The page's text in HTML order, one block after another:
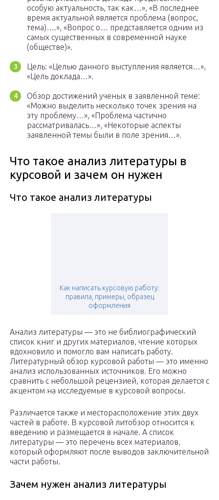
особую актуальность, так как…», «В последнее
время актуальной является проблема (вопрос,
тема)….», «Вопрос о… представляется одним из
самых существенных в современной науке
(обществе)».
Цель: «Целью данного выступления является…»,
«Цель доклада…».
Обзор достижений ученых в заявленной теме:
«Можно выделить несколько точек зрения на
эту проблему…», «Проблема частично
рассматривалась…», «Некоторые аспекты
заявленной темы были в поле зрения…».
Что такое анализ литературы в
курсовой и зачем он нужен
Что такое анализ литературы
Как написать курсовую работу:
правила, примеры, образец
оформления
Анализ литературы — это не библиографический
список книг и других материалов, чтение которых
вдохновило и помогло вам написать работу.
Литературный обзор курсовой работы — это именно
анализ использованных источников. Его можно
сравнить с небольшой рецензией, которая делается с
акцентом на исследуемые в курсовой вопросы.
Различается также и месторасположение этих двух
частей в работе. В курсовой литобзор относится к
введению и размещается в начале. А список
литературы — это перечень всех материалов,
который оформляют после выводов заключительной
части работы.
Зачем нужен анализ литературы